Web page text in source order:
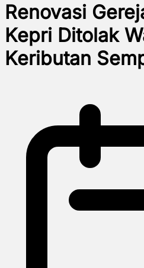
Renovasi
Kepri Ditolak
Keributan